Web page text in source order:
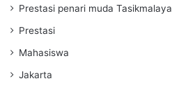
Prestasi penari muda Tasikmalaya
Prestasi
Mahasiswa
Jakarta